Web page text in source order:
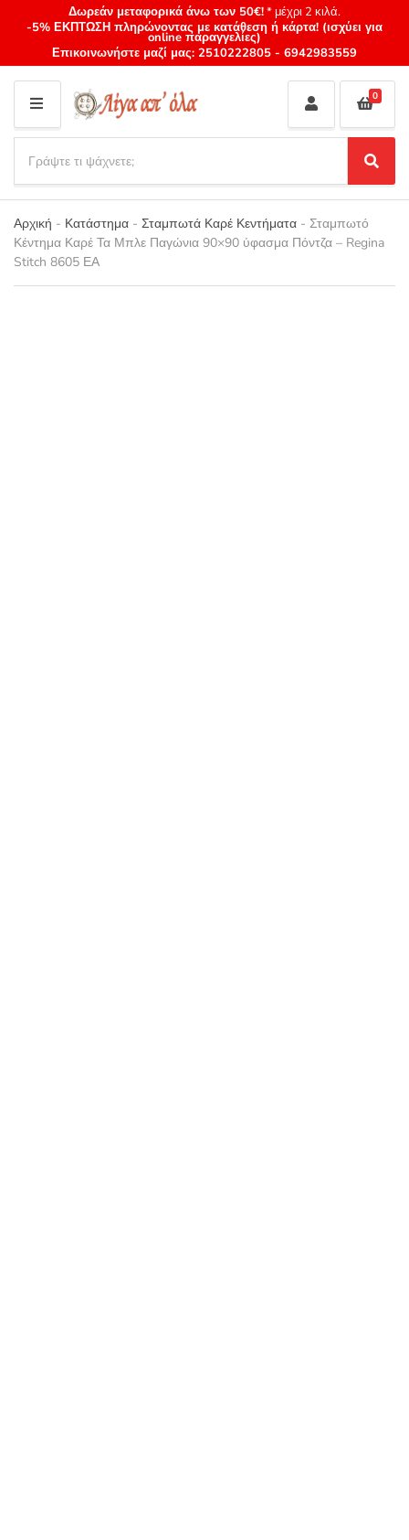
Δωρεάν μεταφορικά άνω των 50€!* μέχρι 2 κιλά.
-5% ΕΚΠΤΩΣΗ πληρώνοντας με κατάθεση ή κάρτα! (ισχύει για
online παραγγελίες)
Επικοινωνήστε μαζί μας: 2510222805 - 6942983559
M
E
N
U
Category
name
a
r
c
h
p
r
S
e
a
c
0
Αρχική - Κατάστημα - Σταμπωτά Καρέ Κεντήματα - Σταμπωτό
Κέντημα Καρέ Τα Μπλε Παγώνια 90×90 ύφασμα Πόντζα – Regina
Stitch 8605 ΕΑ